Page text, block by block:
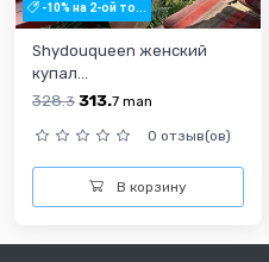
-10% на 2-ой то...
Shydouqueen женский
купал...
328.3 313.7 man
0 отзыв(ов)
В корзину